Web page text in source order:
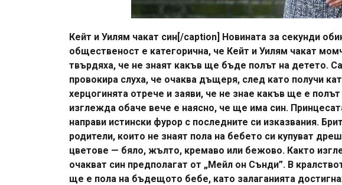
Кейт и Уилям чакат син[/caption] Новината за секунди
общественост е категорична, че Кейт и Уилям чакат
твърдяха, че не знаят какъв ще бъде полът на детето.
провокира слуха, че очаква дъщеря, след като получи
херцогинята отрече и заяви, че не знае какъв ще е
изглежда обаче вече е наясно, че ще има син.
направи истински фурор с последните си изказвания.
родители, които не знаят пола на бебето си купуват
цветове — бяло, жълто, кремаво или бежово. Както
очакват син предполагат от „Мейл он Сънди”. В
ще е пола на бъдещото бебе, като залаганията